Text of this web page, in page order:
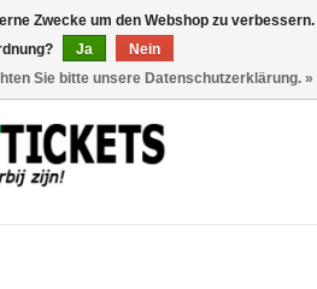
Zwecke um den Webshop zu verbessern.
Ja
Nein
Sie bitte unsere Datenschutzerklärung. »